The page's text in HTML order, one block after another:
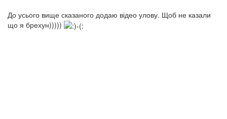
До усього вище сказаного додаю відео улову. Щоб не казали
що я брехун)))))